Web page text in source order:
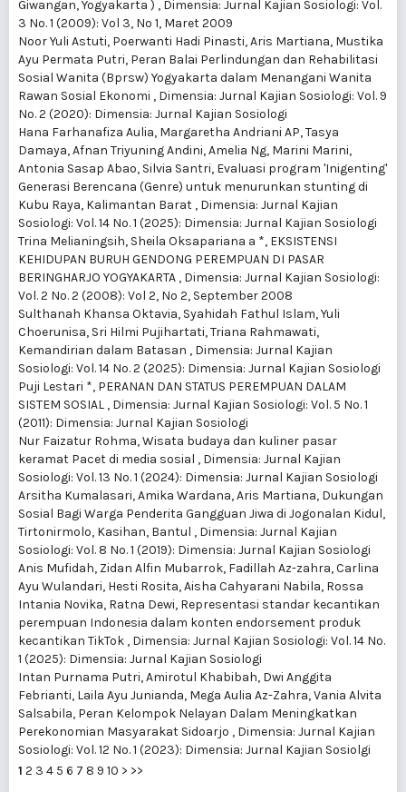
Giwangan, Yogyakarta ) , Dimensia: Jurnal Kajian Sosiologi: Vol.
3 No. 1 (2009): Vol 3, No 1, Maret 2009
Noor Yuli Astuti, Poerwanti Hadi Pinasti, Aris Martiana, Mustika
Ayu Permata Putri, Peran Balai Perlindungan dan Rehabilitasi
Sosial Wanita (Bprsw) Yogyakarta dalam Menangani Wanita
Rawan Sosial Ekonomi , Dimensia: Jurnal Kajian Sosiologi: Vol. 9
No. 2 (2020): Dimensia: Jurnal Kajian Sosiologi
Hana Farhanafiza Aulia, Margaretha Andriani AP, Tasya
Damaya, Afnan Triyuning Andini, Amelia Ng, Marini Marini,
Antonia Sasap Abao, Silvia Santri, Evaluasi program 'Inigenting'
Generasi Berencana (Genre) untuk menurunkan stunting di
Kubu Raya, Kalimantan Barat , Dimensia: Jurnal Kajian
Sosiologi: Vol. 14 No. 1 (2025): Dimensia: Jurnal Kajian Sosiologi
Trina Melianingsih, Sheila Oksapariana a *, EKSISTENSI
KEHIDUPAN BURUH GENDONG PEREMPUAN DI PASAR
BERINGHARJO YOGYAKARTA , Dimensia: Jurnal Kajian Sosiologi:
Vol. 2 No. 2 (2008): Vol 2, No 2, September 2008
Sulthanah Khansa Oktavia, Syahidah Fathul Islam, Yuli
Choerunisa, Sri Hilmi Pujihartati, Triana Rahmawati,
Kemandirian dalam Batasan , Dimensia: Jurnal Kajian
Sosiologi: Vol. 14 No. 2 (2025): Dimensia: Jurnal Kajian Sosiologi
Puji Lestari *, PERANAN DAN STATUS PEREMPUAN DALAM
SISTEM SOSIAL , Dimensia: Jurnal Kajian Sosiologi: Vol. 5 No. 1
(2011): Dimensia: Jurnal Kajian Sosiologi
Nur Faizatur Rohma,Wisata budaya dan kuliner pasar
keramat Pacet di media sosial , Dimensia: Jurnal Kajian
Sosiologi: Vol. 13 No. 1 (2024): Dimensia: Jurnal Kajian Sosiologi
Arsitha Kumalasari, Amika Wardana, Aris Martiana, Dukungan
Sosial Bagi Warga Penderita Gangguan Jiwa di Jogonalan Kidul,
Tirtonirmolo, Kasihan, Bantul , Dimensia: Jurnal Kajian
Sosiologi: Vol. 8 No. 1 (2019): Dimensia: Jurnal Kajian Sosiologi
Anis Mufidah, Zidan Alfin Mubarrok, Fadillah Az-zahra, Carlina
Ayu Wulandari, Hesti Rosita, Aisha Cahyarani Nabila, Rossa
Intania Novika, Ratna Dewi, Representasi standar kecantikan
perempuan Indonesia dalam konten endorsement produk
kecantikan TikTok , Dimensia: Jurnal Kajian Sosiologi: Vol. 14 No.
1 (2025): Dimensia: Jurnal Kajian Sosiologi
Intan Purnama Putri, Amirotul Khabibah, Dwi Anggita
Febrianti, Laila Ayu Junianda, Mega Aulia Az-Zahra, Vania Alvita
Salsabila, Peran Kelompok Nelayan Dalam Meningkatkan
Perekonomian Masyarakat Sidoarjo , Dimensia: Jurnal Kajian
Sosiologi: Vol. 12 No. 1 (2023): Dimensia: Jurnal Kajian Sosiolgi
1 2 3 4 5 6 7 8 9 10 > >>